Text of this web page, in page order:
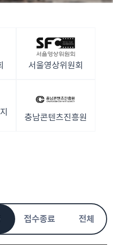
서울영상위원회
충남콘텐츠진흥원
접수종료 전체